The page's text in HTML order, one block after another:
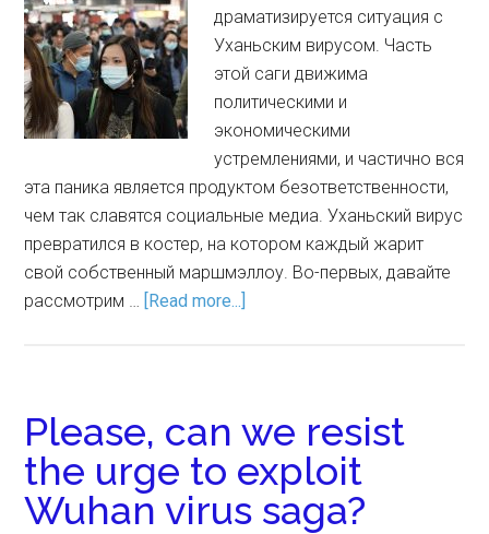
драматизируется ситуация с
Уханьским вирусом. Часть
этой саги движима
политическими и
экономическими
устремлениями, и частично вся
эта паника является продуктом безответственности,
чем так славятся социальные медиа. Уханьский вирус
превратился в костер, на котором каждый жарит
свой собственный маршмэллоу. Во-первых, давайте
рассмотрим … [Read more...]
Please, can we resist
the urge to exploit
Wuhan virus saga?